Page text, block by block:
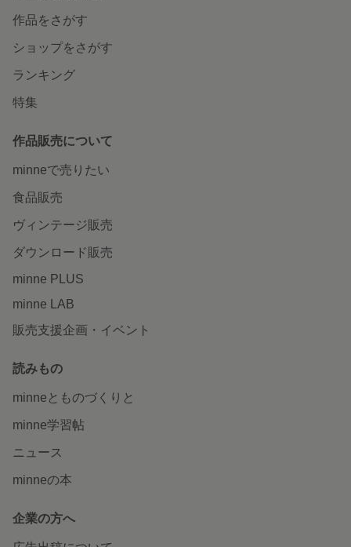
作品をさがす
ショップをさがす
ランキング
特集
作品販売について
minneで売りたい
食品販売
ヴィンテージ販売
ダウンロード販売
minne PLUS
minne LAB
販売支援企画・イベント
読みもの
minneとものづくりと
minne学習帖
ニュース
minneの本
企業の方へ